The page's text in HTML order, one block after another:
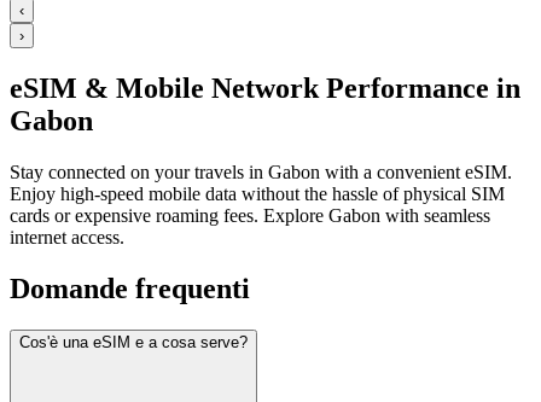
‹
›
eSIM & Mobile Network Performance in
Gabon
Stay connected on your travels in Gabon with a convenient eSIM.
Enjoy high-speed mobile data without the hassle of physical SIM
cards or expensive roaming fees. Explore Gabon with seamless
internet access.
Domande frequenti
Cos'è una eSIM e a cosa serve?